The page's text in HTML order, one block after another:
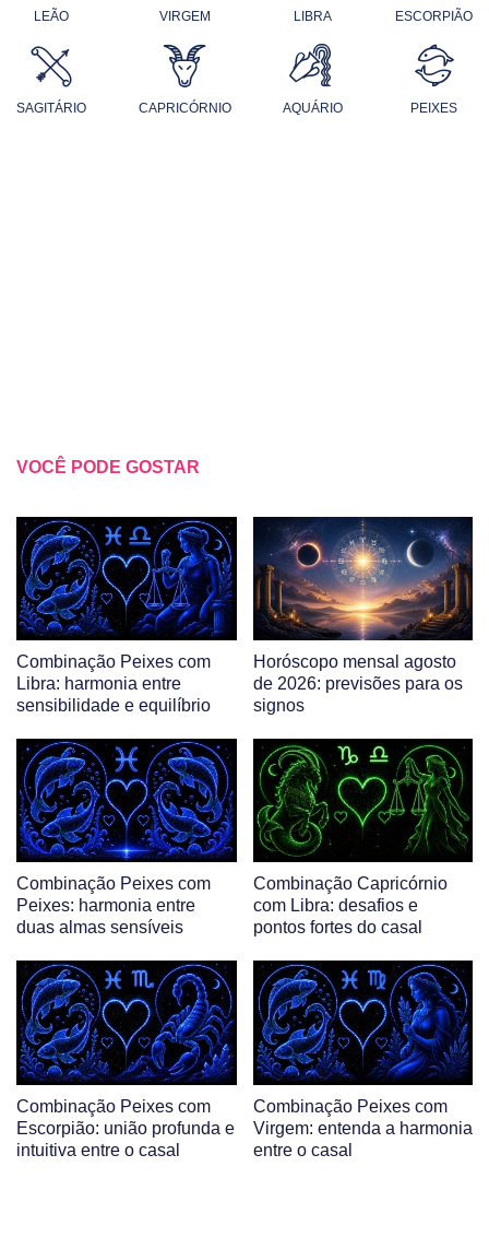
LEÃO VIRGEM LIBRA ESCORPIÃO
SAGITÁRIO CAPRICÓRNIO AQUÁRIO PEIXES
VOCÊ PODE GOSTAR
Combinação Peixes com
Libra: harmonia entre
sensibilidade e equilíbrio
Horóscopo mensal agosto
de 2026: previsões para os
signos
Combinação Peixes com
Peixes: harmonia entre
duas almas sensíveis
Combinação Capricórnio
com Libra: desafios e
pontos fortes do casal
Combinação Peixes com
Escorpião: união profunda e
intuitiva entre o casal
Combinação Peixes com
Virgem: entenda a harmonia
entre o casal